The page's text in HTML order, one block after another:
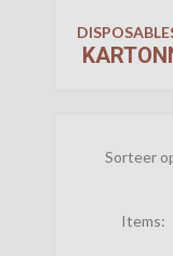
Sorteer
Items: